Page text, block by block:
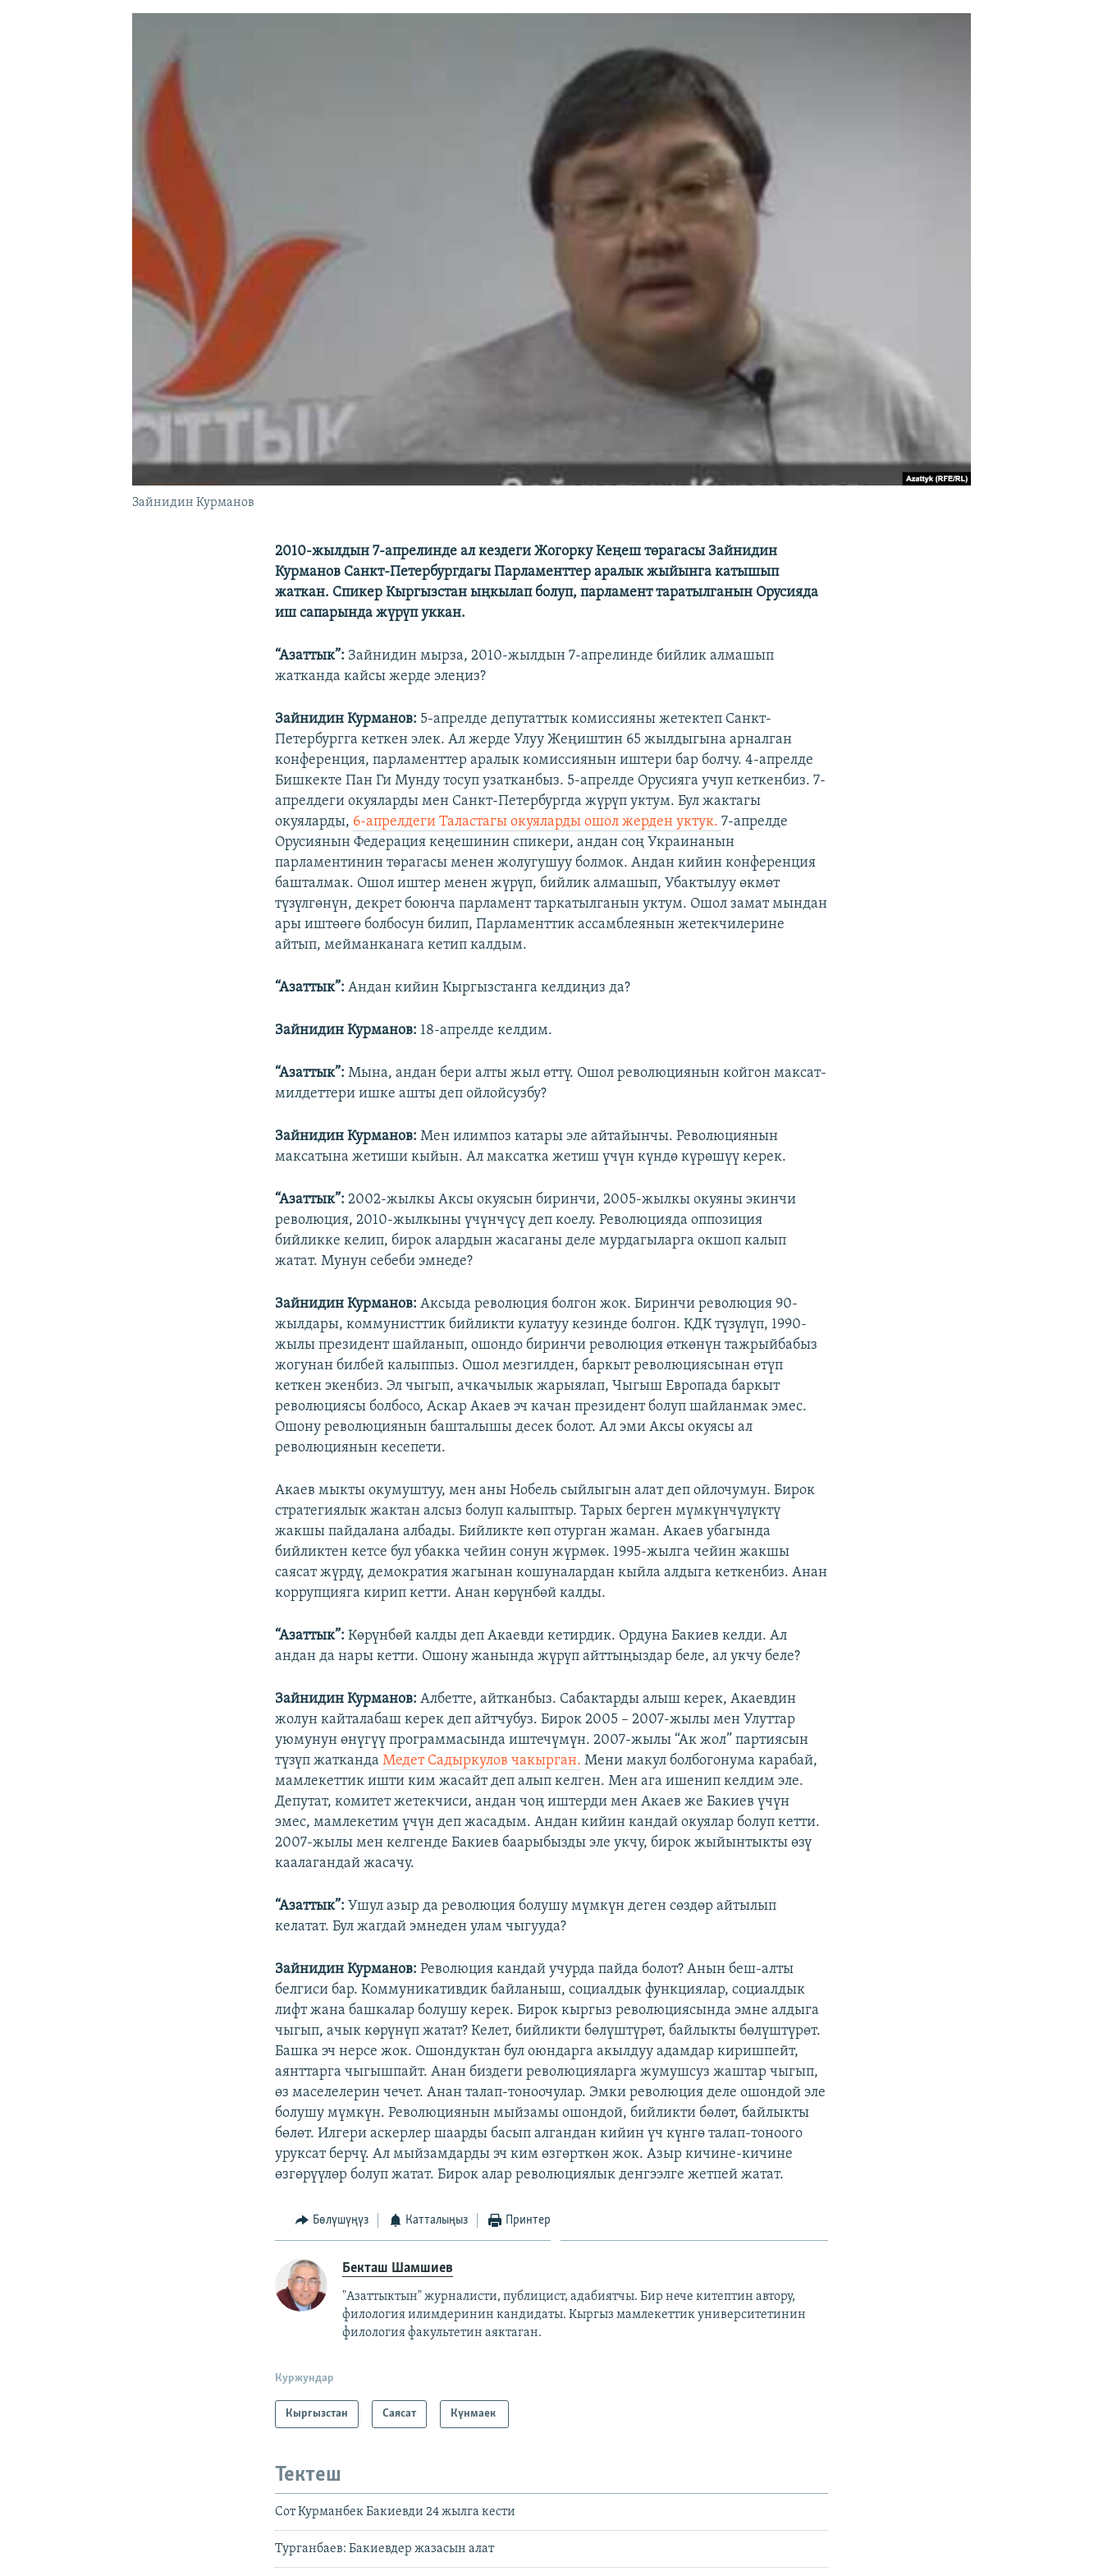
Зайнидин Курманов
2010-жылдын 7-апрелинде ал кездеги Жогорку Кеңеш төрагасы Зайнидин
Курманов Санкт-Петербургдагы Парламенттер аралык жыйынга катышып
жаткан. Спикер Кыргызстан ыңкылап болуп, парламент таратылганын Орусияда
иш сапарында жүрүп уккан.
“Азаттык”: Зайнидин мырза, 2010-жылдын 7-апрелинде бийлик алмашып
жатканда кайсы жерде элеңиз?
Зайнидин Курманов: 5-апрелде депутаттык комиссияны жетектеп Санкт-
Петербургга кеткен элек. Ал жерде Улуу Жеңиштин 65 жылдыгына арналган
конференция, парламенттер аралык комиссиянын иштери бар болчу. 4-апрелде
Бишкекте Пан Ги Мунду тосуп узатканбыз. 5-апрелде Орусияга учуп кеткенбиз. 7-
апрелдеги окуяларды мен Санкт-Петербургда жүрүп уктум. Бул жактагы
окуяларды, 6-апрелдеги Таластагы окуяларды ошол жерден уктук.7-апрелде
Орусиянын Федерация кеңешинин спикери, андан соң Украинанын
парламентинин төрагасы менен жолугушуу болмок. Андан кийин конференция
башталмак. Ошол иштер менен жүрүп, бийлик алмашып, Убактылуу өкмөт
түзүлгөнүн, декрет боюнча парламент таркатылганын уктум. Ошол замат мындан
ары иштөөгө болбосун билип, Парламенттик ассамблеянын жетекчилерине
айтып, мейманканага кетип калдым.
“Азаттык”: Андан кийин Кыргызстанга келдиңиз да?
Зайнидин Курманов: 18-апрелде келдим.
“Азаттык”:Мына, андан бери алты жыл өттү. Ошол революциянын койгон максат-
милдеттери ишке ашты деп ойлойсузбу?
Зайнидин Курманов:Мен илимпоз катары эле айтайынчы. Революциянын
максатына жетиши кыйын. Ал максатка жетиш үчүн күндө күрөшүү керек.
“Азаттык”:2002-жылкы Аксы окуясын биринчи, 2005-жылкы окуяны экинчи
революция, 2010-жылкыны үчүнчүсү деп коелу. Революцияда оппозиция
бийликке келип, бирок алардын жасаганы деле мурдагыларга окшоп калып
жатат. Мунун себеби эмнеде?
Зайнидин Курманов:Аксыда революция болгон жок. Биринчи революция 90-
жылдары, коммунисттик бийликти кулатуу кезинде болгон. КДК түзүлүп, 1990-
жылы президент шайланып, ошондо биринчи революция өткөнүн тажрыйбабыз
жогунан билбей калыппыз. Ошол мезгилден, баркыт революциясынан өтүп
кеткен экенбиз. Эл чыгып, ачкачылык жарыялап, Чыгыш Европада баркыт
революциясы болбосо, Аскар Акаев эч качан президент болуп шайланмак эмес.
Ошону революциянын башталышы десек болот. Ал эми Аксы окуясы ал
революциянын кесепети.
Акаев мыкты окумуштуу, мен аны Нобель сыйлыгын алат деп ойлочумун. Бирок
стратегиялык жактан алсыз болуп калыптыр. Тарых берген мүмкүнчүлүктү
жакшы пайдалана албады. Бийликте көп отурган жаман. Акаев убагында
бийликтен кетсе бул убакка чейин сонун жүрмөк. 1995-жылга чейин жакшы
саясат жүрдү, демократия жагынан кошуналардан кыйла алдыга кеткенбиз. Анан
коррупцияга кирип кетти. Анан көрүнбөй калды.
“Азаттык”: Көрүнбөй калды деп Акаевди кетирдик. Ордуна Бакиев келди. Ал
андан да нары кетти. Ошону жанында жүрүп айттыңыздар беле, ал укчу беле?
Зайнидин Курманов: Албетте, айтканбыз. Сабактарды алыш керек, Акаевдин
жолун кайталабаш керек деп айтчубуз. Бирок 2005 – 2007-жылы мен Улуттар
уюмунун өнүгүү программасында иштечүмүн. 2007-жылы “Ак жол” партиясын
түзүп жаткандаМедет Садыркулов чакырган. Мени макул болбогонума карабай,
мамлекеттик ишти ким жасайт деп алып келген. Мен ага ишенип келдим эле.
Депутат, комитет жетекчиси, андан чоң иштерди мен Акаев же Бакиев үчүн
эмес, мамлекетим үчүн деп жасадым. Андан кийин кандай окуялар болуп кетти.
2007-жылы мен келгенде Бакиев баарыбызды эле укчу, бирок жыйынтыкты өзү
каалагандай жасачу.
“Азаттык”: Ушул азыр да революция болушу мүмкүн деген сөздөр айтылып
келатат. Бул жагдай эмнеден улам чыгууда?
Зайнидин Курманов:Революция кандай учурда пайда болот? Анын беш-алты
белгиси бар. Коммуникативдик байланыш, социалдык функциялар, социалдык
лифт жана башкалар болушу керек. Бирок кыргыз революциясында эмне алдыга
чыгып, ачык көрүнүп жатат? Келет, бийликти бөлүштүрөт, байлыкты бөлүштүрөт.
Башка эч нерсе жок. Ошондуктан бул оюндарга акылдуу адамдар киришпейт,
аянттарга чыгышпайт. Анан биздеги революцияларга жумушсуз жаштар чыгып,
өз маселелерин чечет. Анан талап-тоноочулар. Эмки революция деле ошондой эле
болушу мүмкүн. Революциянын мыйзамы ошондой, бийликти бөлөт, байлыкты
бөлөт. Илгери аскерлер шаарды басып алгандан кийин үч күнгө талап-тоноого
уруксат берчү. Ал мыйзамдарды эч ким өзгөрткөн жок. Азыр кичине-кичине
өзгөрүүлөр болуп жатат. Бирок алар революциялык денгээлге жетпей жатат.
Бөлүшүңүз Катталыңыз Принтер
Бекташ Шамшиев
"Азаттыктын" журналисти, публицист, адабиятчы. Бир нече китептин автору,
филология илимдеринин кандидаты. Кыргыз мамлекеттик университетинин
филология факультетин аяктаган.
Куржундар
Кыргызстан Саясат Күнмаек
Тектеш
Сот Курманбек Бакиевди 24 жылга кести
Турганбаев: Бакиевдер жазасын алат